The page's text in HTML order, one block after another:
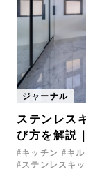
ジャーナル
ステンレス
び方を解説
キッチン キル
ステンレスキ